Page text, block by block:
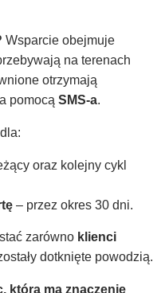
Wsparcie obejmuje
na terenach
otrzymają
pomocą SMS-a.
oraz kolejny cykl
– przez okres 30 dni.
zarówno klienci
dotknięte powodzią.
która ma znaczenie